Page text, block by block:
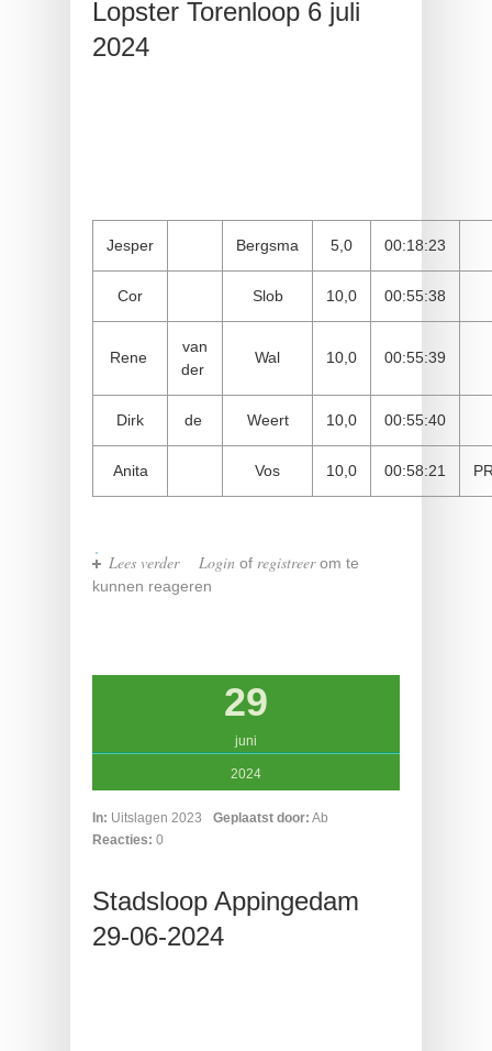
Lopster Torenloop 6 juli
2024
Jesper Bergsma 5,0 00:18:23
Cor Slob 10,0 00:55:38
Rene
van
der
Wal 10,0 00:55:39
Dirk de Weert 10,0 00:55:40
Anita Vos 10,0 00:58:21
Lees verderover Lopster Torenloop 6 juli 2024
Login of registreerom te
kunnen reageren
29
juni
2024
In: Uitslagen 2023 Geplaatst door: Ab
Reacties: 0
Stadsloop Appingedam
29-06-2024